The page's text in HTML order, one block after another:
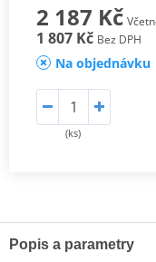
2 187 Kč
1 807 Kč Bez DPH
Na objednávku
(ks)
Popis a parametry